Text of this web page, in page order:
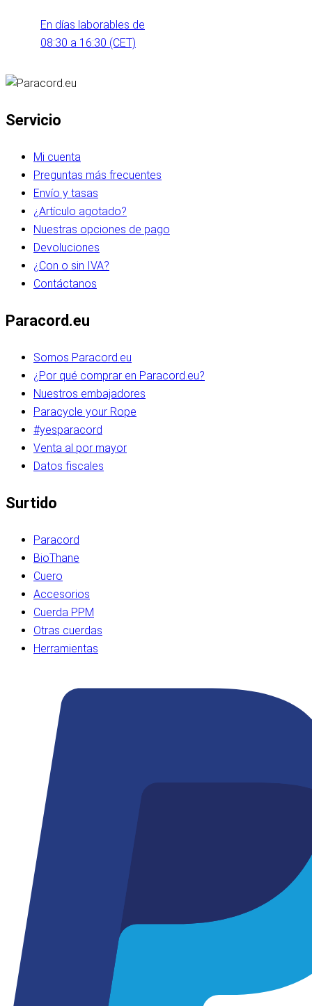
En días laborables de
08:30 a 16:30 (CET)
Servicio
Mi cuenta
Preguntas más frecuentes
Envío y tasas
¿Artículo agotado?
Nuestras opciones de pago
Devoluciones
¿Con o sin IVA?
Contáctanos
Paracord.eu
Somos Paracord.eu
¿Por qué comprar en Paracord.eu?
Nuestros embajadores
Paracycle your Rope
#yesparacord
Venta al por mayor
Datos fiscales
Surtido
Paracord
BioThane
Cuero
Accesorios
Cuerda PPM
Otras cuerdas
Herramientas